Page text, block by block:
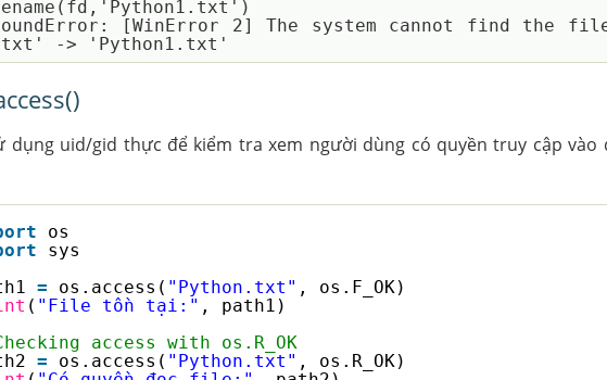
[WinError 2] The system cannot find the
dụng uid/gid thực để kiểm tra xem người dùng có quyền truy cập vào
os
sys
= os.access( "Python.txt" , os.F_OK)
( "File tồn tại:" , path1)
access with os.R_OK
= os.access( "Python.txt" , os.R_OK)